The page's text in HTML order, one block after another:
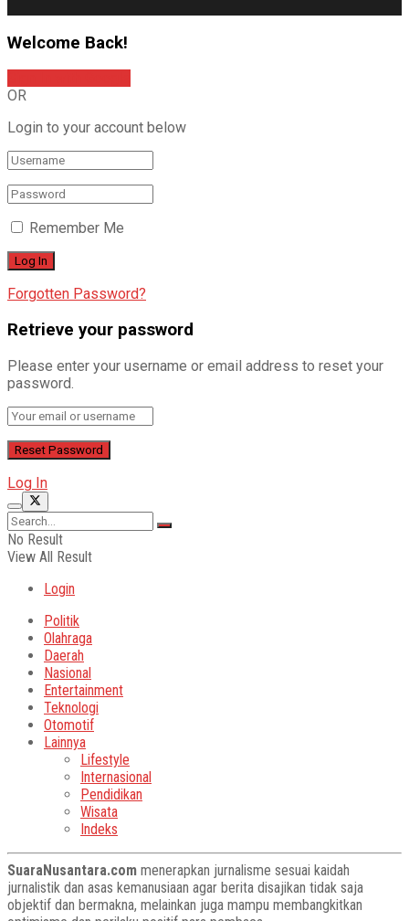
Welcome Back!
OR
Login to your account below
Remember Me
Forgotten Password?
Retrieve your password
Please enter your username or email address to reset your
password.
Log In
No Result
View All Result
Login
Politik
Olahraga
Daerah
Nasional
Entertainment
Teknologi
Otomotif
Lainnya
Lifestyle
Internasional
Pendidikan
Wisata
Indeks
SuaraNusantara.com menerapkan jurnalisme sesuai kaidah
jurnalistik dan asas kemanusiaan agar berita disajikan tidak saja
objektif dan bermakna, melainkan juga mampu membangkitkan